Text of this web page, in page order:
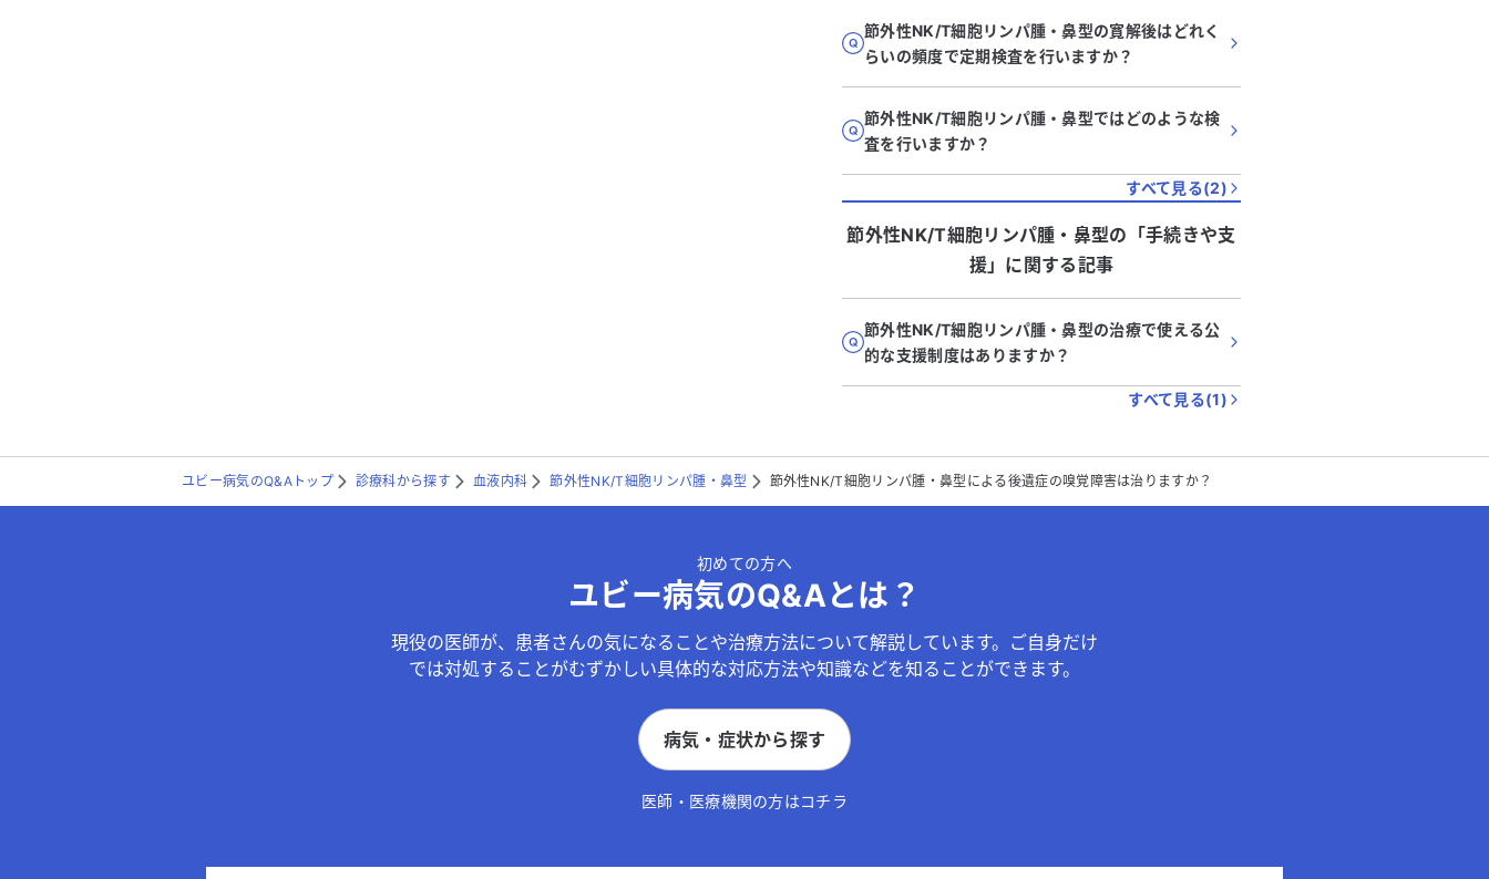
節外性NK/T細胞リンパ腫・鼻型の寛解後はどれく
らいの頻度で定期検査を行いますか？
節外性NK/T細胞リンパ腫・鼻型ではどのような検
査を行いますか？
すべて見る(2)
節外性NK/T細胞リンパ腫・鼻型の「手続きや支
援」に関する記事
節外性NK/T細胞リンパ腫・鼻型の治療で使える公
的な支援制度はありますか？
すべて見る(1)
ユビー病気のQ&Aトップ 診療科から探す 血液内科 節外性NK/T細胞リンパ腫・鼻型 節外性NK/T細胞リンパ腫・鼻型による後遺症の嗅覚障害は治りますか？
初めての方へ
ユビー病気のQ&Aとは？
現役の医師が、患者さんの気になることや治療方法について解説しています。ご自身だけ
では対処することがむずかしい具体的な対応方法や知識などを知ることができます。
病気・症状から探す
医師・医療機関の方はコチラ